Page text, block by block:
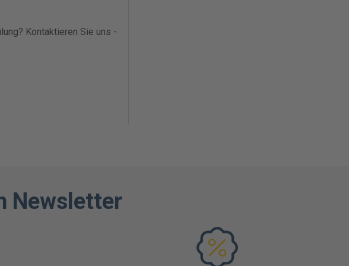
Kontaktieren Sie uns -
Newsletter